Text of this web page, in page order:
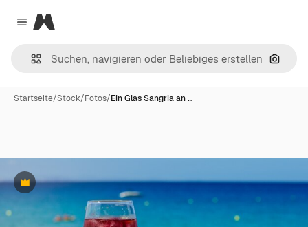
Close menu
Magnific
Nach
Startseite/Stock/Fotos/Ein Glas Sangria an …
Premium